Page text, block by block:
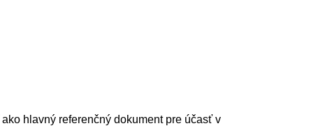
hlavný referenčný dokument pre účasť v